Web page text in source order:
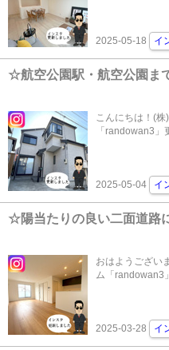
2025-05-18 イ
☆航空公園駅・航空公園ま
こんにちは！(
「randowan3
2025-05-04 イ
☆陽当たりの良い二面道路
おはようござい
ム「randowan3
2025-03-28 イ